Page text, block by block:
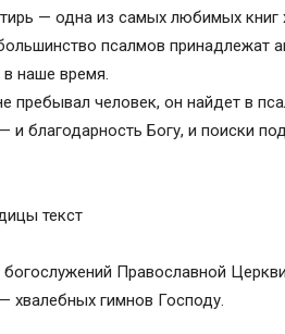
— одна из самых любимых книг
псалмов принадлежат
в наше время.
пребывал человек, он найдет в
и благодарность Богу, и поиски
богослужений Православной
хвалебных гимнов Господу.